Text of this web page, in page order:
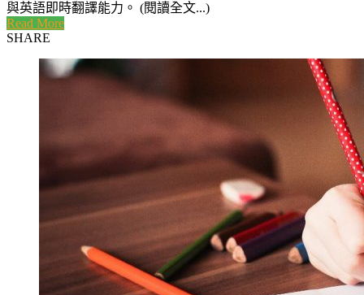
與英語即時翻譯能力。 (閱讀全文...)
Read More
SHARE